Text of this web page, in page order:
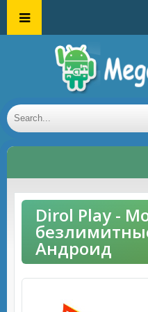
Dirol Play -
Андроид